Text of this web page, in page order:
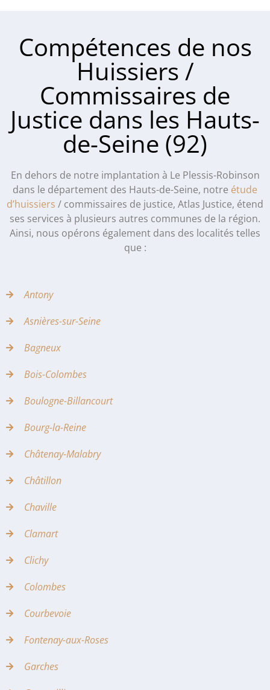
Compétences de nos
Huissiers /
Commissaires de
Justice dans les Hauts-
de-Seine (92)
En dehors de notre implantation à Le Plessis-Robinson
dans le département des Hauts-de-Seine, notre étude
d’huissiers / commissaires de justice, Atlas Justice, étend
ses services à plusieurs autres communes de la région.
Ainsi, nous opérons également dans des localités telles
que :
Antony
Asnières-sur-Seine
Bagneux
Bois-Colombes
Boulogne-Billancourt
Bourg-la-Reine
Châtenay-Malabry
Châtillon
Chaville
Clamart
Clichy
Colombes
Courbevoie
Fontenay-aux-Roses
Garches